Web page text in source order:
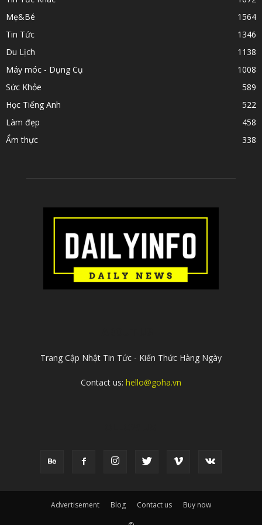
Mẹ&Bé
1564
Tin Tức
1346
Du Lịch
1138
Máy móc - Dụng Cụ
1008
Sức Khỏe
589
Học Tiếng Anh
522
Làm đẹp
458
Ẩm thực
338
Trang Cập Nhật Tin Tức - Kiến Thức Hàng Ngày
Contact us: hello@goha.vn
Advertisement Blog Contact us Buy now